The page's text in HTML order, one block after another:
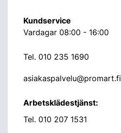
Kundservice
Vardagar 08:00 - 16:00
Tel. 010 235 1690
asiakaspalvelu@promart.fi
Arbetsklädestjänst:
Tel. 010 207 1531